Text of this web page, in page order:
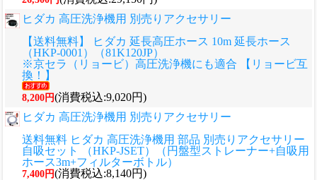
ヒダカ 高圧洗浄機用 別売りアクセサリー
【送料無料】 ヒダカ 延長高圧ホース 10m 延長ホース
（HKP-0001）（81K120JP）
※京セラ（リョービ）高圧洗浄機にも適合 【リョービ互
換！】
8,200円(消費税込:9,020円)
ヒダカ 高圧洗浄機用 別売りアクセサリー
送料無料 ヒダカ 高圧洗浄機用 部品 別売りアクセサリー
自吸セット （HKP-JSET）（円盤型ストレーナー+自吸用
ホース3m+フィルターボトル）
7,400円(消費税込:8,140円)